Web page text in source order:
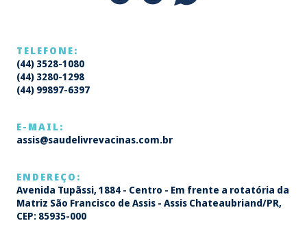
TELEFONE:
(44) 3528-1080
(44) 3280-1298
(44) 99897-6397
E-MAIL:
assis@saudelivrevacinas.com.br
ENDEREÇO:
Avenida Tupãssi, 1884 - Centro - Em frente a rotatória da
Matriz São Francisco de Assis - Assis Chateaubriand/PR,
CEP: 85935-000